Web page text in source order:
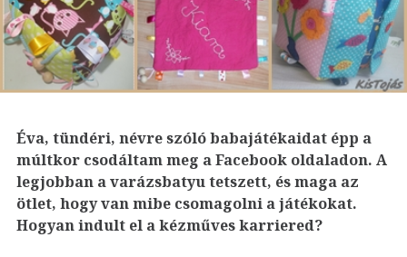
Éva, tündéri, névre szóló babajátékaidat épp a
múltkor csodáltam meg a Facebook oldaladon. A
legjobban a varázsbatyu tetszett, és maga az
ötlet, hogy van mibe csomagolni a játékokat.
Hogyan indult el a kézműves karriered?